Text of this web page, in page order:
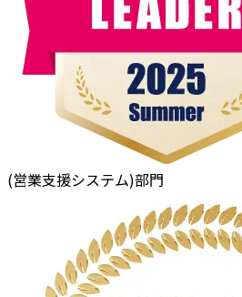
(営業支援システム)部門